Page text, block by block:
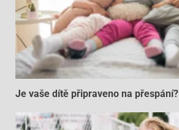
Je vaše dítě připraveno na přespání?